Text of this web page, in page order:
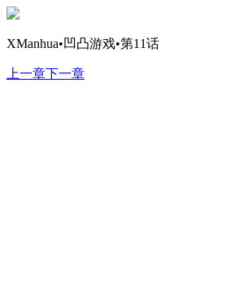
XManhua•凹凸游戏•第11话
上一章下一章